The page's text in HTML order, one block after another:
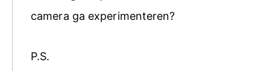
camera ga experimenteren?
P.S.